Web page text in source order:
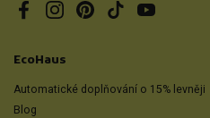
FacebookInstagramPinterestTikTokYouTube
EcoHaus
Automatické doplňování o 15% levněji
Blog